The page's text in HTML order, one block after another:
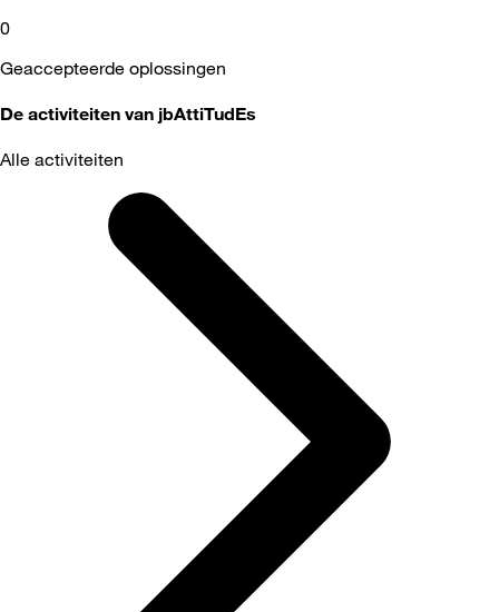
0
Geaccepteerde oplossingen
De activiteiten van jbAttiTudEs
Alle activiteiten